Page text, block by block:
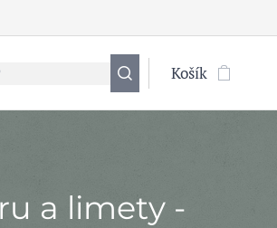
Košík
a limety -